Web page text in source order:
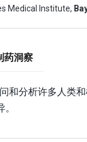
Medical Institute,
药洞察
和分析许多人类